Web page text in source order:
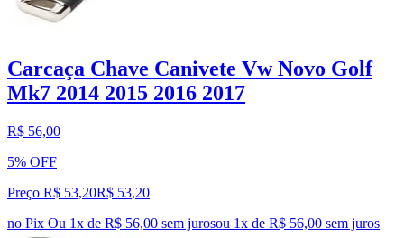
Carcaça Chave Canivete Vw Novo Golf
Mk7 2014 2015 2016 2017
R$ 56,00
5% OFF
Preço R$ 53,20R$ 53,20
no Pix Ou 1x de R$ 56,00 sem jurosou 1x de R$ 56,00 sem juros